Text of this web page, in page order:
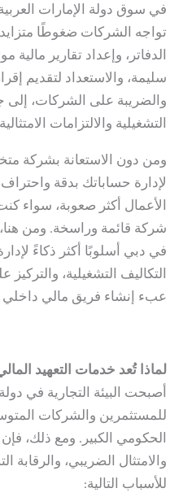
في سوق دولة الإمارات
تواجه الشركات ضغوطًا
الدفاتر، وإعداد تقارير
سليمة، والاستعداد لتقديم
والضريبة على الشركات،
التشغيلية والالتزامات
ومن دون الاستعانة بشركة
لإدارة حساباتك بدقة
الأعمال أكثر صعوبة، سواء
شركة قائمة وراسخة. ومن هنا،
في دبي أسلوبًا أكثر ذكاءً
التكاليف التشغيلية،
عبء إنشاء فريق مالي داخلي
لماذا تُعد خدمات التعهيد
أصبحت البيئة التجارية في
للمستثمرين والشركات
الحكومي الكبير. ومع ذلك،
والامتثال الضريبي، والرقابة
للأسباب التالية: